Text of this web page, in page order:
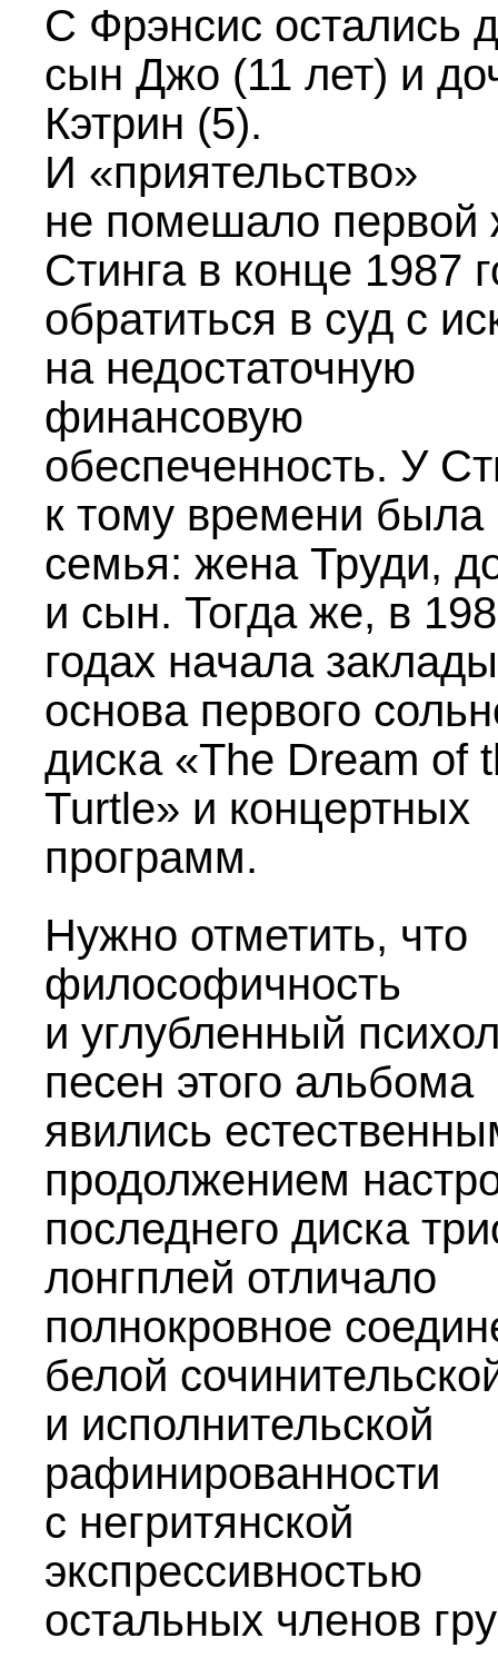
С Фрэнсис остались
сын Джо (11 лет) и
Кэтрин (5).
И «приятельство»
не помешало первой
Стинга в конце 1987
обратиться в суд с
на недостаточную
финансовую
обеспеченность. У
к тому времени была
семья: жена Труди,
и сын. Тогда же, в
годах начала
основа первого
диска «The Dream of
Turtle» и концертных
программ.
Нужно отметить, что
философичность
и углубленный
песен этого альбома
явились
продолжением
последнего диска
лонгплей отличало
полнокровное
белой
и исполнительской
рафинированности
с негритянской
экспрессивностью
остальных членов